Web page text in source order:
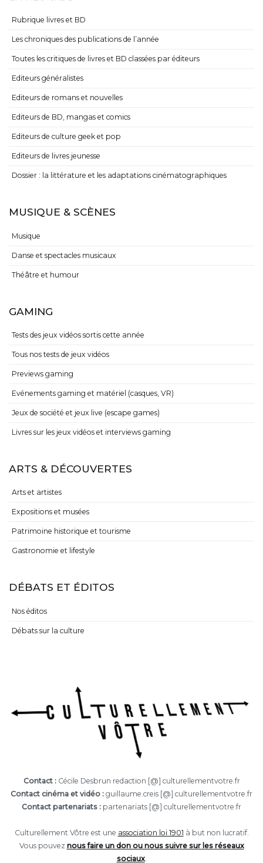
Rubrique livres et BD
Les chroniques des publications de l’année
Toutes les critiques de livres et BD classées par éditeurs
Editeurs généralistes
Editeurs de romans et nouvelles
Editeurs de BD, mangas et comics
Editeurs de culture geek et pop
Editeurs de livres jeunesse
Dossier : la littérature et les adaptations cinématographiques
MUSIQUE & SCÈNES
Musique
Danse et spectacles musicaux
Théâtre et humour
GAMING
Tests des jeux vidéos sortis cette année
Tous nos tests de jeux vidéos
Previews gaming
Evénements gaming et matériel (casques, VR)
Jeux de société et jeux live (escape games)
Livres sur les jeux vidéos et interviews gaming
ARTS & DÉCOUVERTES
Arts et artistes
Expositions et musées
Patrimoine historique et tourisme
Gastronomie et lifestyle
DÉBATS ET ÉDITOS
Nos éditos
Débats sur la culture
Contact :Cécile Desbrun redaction [@] culturellementvotre.fr
Contact cinéma et vidéo : guillaume.creis [@] culturellementvotre.fr
Contact partenariats : partenariats [@] culturellementvotre.fr
Culturellement Vôtre est une association loi 1901 à but non lucratif.
Vous pouvez nous faire un don ou nous suivre sur les réseaux
sociaux.